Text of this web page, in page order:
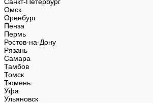
Омск
Оренбург
Пенза
Пермь
Ростов-на-Дону
Рязань
Самара
Тамбов
Томск
Тюмень
Уфа
Ульяновск